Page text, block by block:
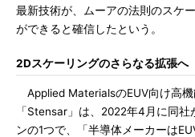
最新技術が、ムーアの法則のスケ
ができると確信したという。
2Dスケーリングのさらなる拡張へ
Applied MaterialsのEUV向け高
「Stensar」は、2022年4月に同
ンの1つで、「半導体メーカーは